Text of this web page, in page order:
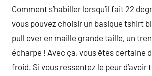
Comment s’habiller lorsqu’il fait 22
vous pouvez choisir un basique tshirt
pull over en maille grande taille, un
écharpe ! Avec ça, vous êtes certaine
froid. Si vous ressentez le peur d’avoir